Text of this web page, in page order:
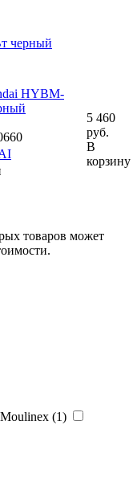
черный
HYBM-
5 460
руб.
В
корзину
товаров может
Moulinex (1)